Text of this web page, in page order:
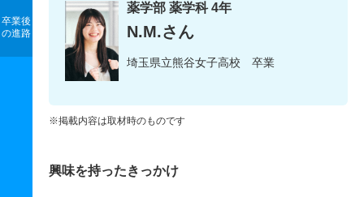
卒業後
の進路
薬学部 薬学科 4年
N.M.さん
埼玉県立熊谷女子高校 卒業
※掲載内容は取材時のものです
興味を持ったきっかけ